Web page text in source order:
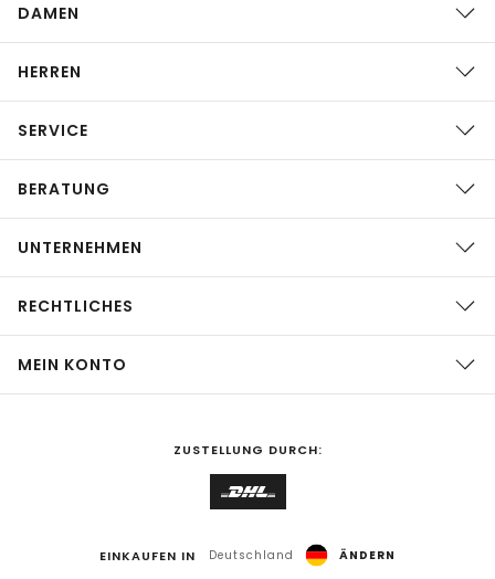
DAMEN
HERREN
SERVICE
BERATUNG
UNTERNEHMEN
RECHTLICHES
MEIN KONTO
ZUSTELLUNG DURCH:
EINKAUFEN IN Deutschland ÄNDERN